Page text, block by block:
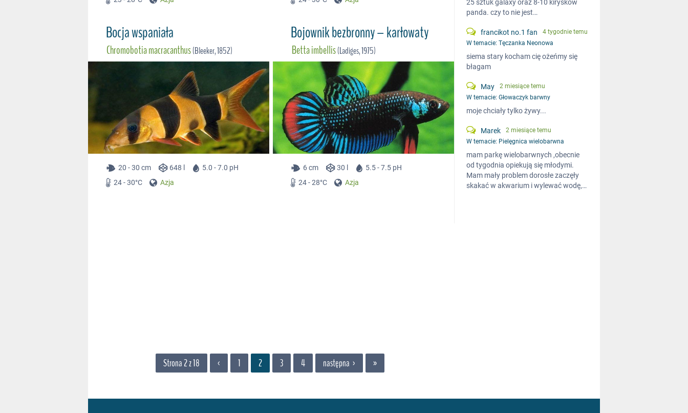
Bocja wspaniała
Chromobotia macracanthus(Bleeker, 1852)
20 - 30 cm 648 l
5.0 - 7.0 pH
24 - 30°C
Azja
Bojownik bezbronny – karłowaty
Betta imbellis(Ladiges, 1975)
6 cm 30 l
5.5 - 7.5 pH
24 - 28°C
Azja
Strona 2 z 18 ‹ 1 2 3 4 następna › »
25 sztuk galaxy oraz 8-10 kiryskow
panda. czy to nie jest…
francikot no.1 fan
4 tygodnie temu
W temacie: Tęczanka Neonowa
siema stary kocham cię ożeńmy się
błagam
May
2 miesiące temu
W temacie: Głowaczyk barwny
moje chciały tylko żywy...
Marek
2 miesiące temu
W temacie: Pielęgnica wielobarwna
mam parkę wielobarwnych ,obecnie
od tygodnia opiekują się młodymi.
Mam mały problem dorosłe zaczęły
skakać w akwarium i wylewać wodę,…